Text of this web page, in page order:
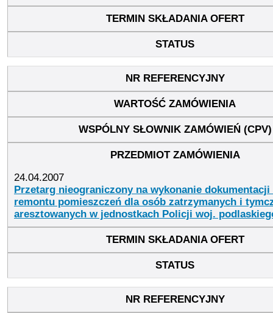
24.04.2007
Przetarg nieograniczony na wykonanie
remontu pomieszczeń dla osób zatrzymanych i
aresztowanych w jednostkach Policji woj.